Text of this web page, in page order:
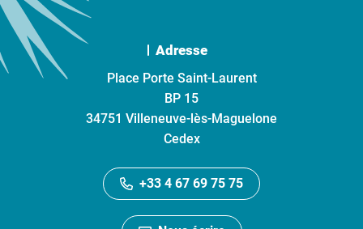
Adresse
Place Porte Saint-Laurent
BP 15
34751 Villeneuve-lès-Maguelone
Cedex
+33 4 67 69 75 75